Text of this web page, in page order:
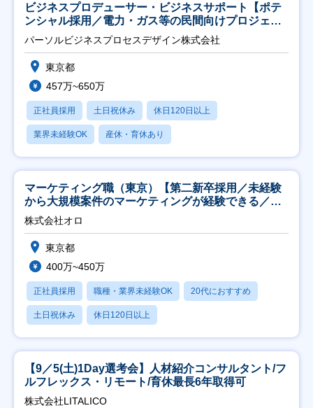
ビジネスプロデューサー・ビジネスサポート【ポテ
ンシャル採用／電力・ガス等の民間向けプロジェク
ト推進】
パーソルビジネスプロセスデザイン株式会社
東京都
457万~650万
正社員採用 土日祝休み 休日120日以上
業界未経験OK 産休・育休あり
マーケティング職（東京）【第二新卒採用／未経験
から大規模案件のマーケティングが経験できる／研
修充実】
株式会社オロ
東京都
400万~450万
正社員採用 職種・業界未経験OK 20代におすすめ
土日祝休み 休日120日以上
【9／5(土)1Day選考会】人材紹介コンサルタント/フ
ルフレックス・リモート/育休最長6年取得可
株式会社LITALICO